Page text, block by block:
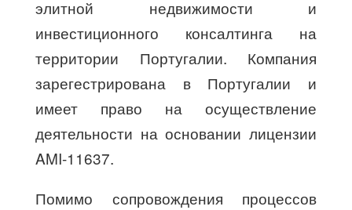
элитной недвижимости и
инвестиционного консалтинга на
территории Португалии. Компания
зарегестрирована в Португалии и
имеет право на осуществление
деятельности на основании лицензии
AMI-11637.
Помимо сопровождения процессов